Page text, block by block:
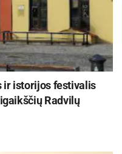
ir istorijos festivalis
Radvilų